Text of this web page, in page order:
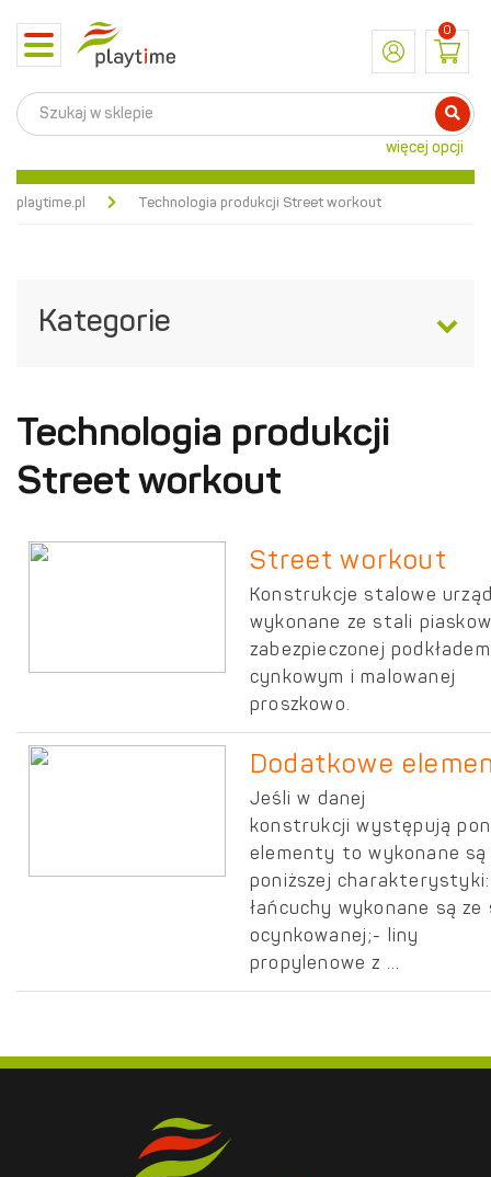
Toggle
navigation
0
więcej opcji
playtime.pl Technologia produkcji Street workout
Kategorie
Technologia produkcji
Street workout
Street workout
Konstrukcje stalowe
wykonane ze stali
zabezpieczonej podkładem
cynkowym i malowanej
proszkowo.
Dodatkowe
Jeśli w danej
konstrukcji występują
elementy to wykonane są
poniższej
łańcuchy wykonane są ze
ocynkowanej;- liny
propylenowe z ...